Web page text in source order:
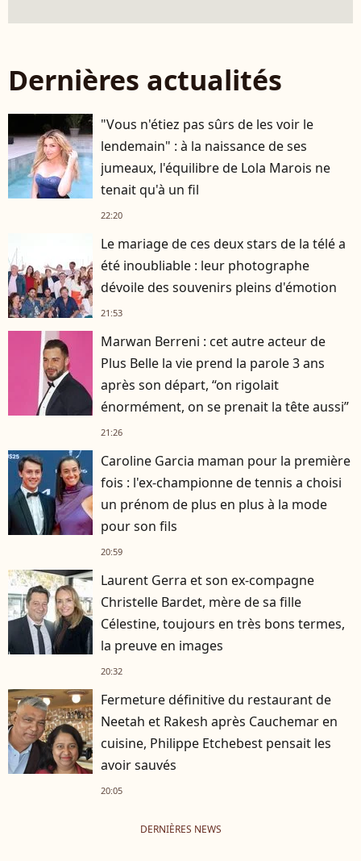
Dernières actualités
"Vous n'étiez pas sûrs de les voir le
lendemain" : à la naissance de ses
jumeaux, l'équilibre de Lola Marois ne
tenait qu'à un fil
22:20
Le mariage de ces deux stars de la télé a
été inoubliable : leur photographe
dévoile des souvenirs pleins d'émotion
21:53
Marwan Berreni : cet autre acteur de
Plus Belle la vie prend la parole 3 ans
après son départ, “on rigolait
énormément, on se prenait la tête aussi”
21:26
Caroline Garcia maman pour la première
fois : l'ex-championne de tennis a choisi
un prénom de plus en plus à la mode
pour son fils
20:59
Laurent Gerra et son ex-compagne
Christelle Bardet, mère de sa fille
Célestine, toujours en très bons termes,
la preuve en images
20:32
Fermeture définitive du restaurant de
Neetah et Rakesh après Cauchemar en
cuisine, Philippe Etchebest pensait les
avoir sauvés
20:05
DERNIÈRES NEWS